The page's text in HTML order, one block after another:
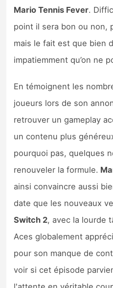
Mario Tennis Fever.
point il sera bon ou non,
mais le fait est que bien
impatiemment qu’on ne
En témoignent les
joueurs lors de son
retrouver un gameplay
un contenu plus
pourquoi pas, quelques
renouveler la formule.
ainsi convaincre aussi
date que les nouveaux
Switch 2, avec la lourde
Aces globalement
pour son manque de
voir si cet épisode